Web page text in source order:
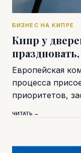
БИЗНЕС НА КИПРЕ
Кипр у
Европейская
процесса
приоритетов,
ЧИТАТЬ →